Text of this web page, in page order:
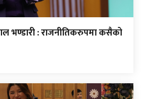
भण्डारी : राजनीतिकरुपमा कसैको